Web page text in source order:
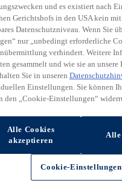
und es existiert nach
Gerichtshofs in den USA kein
Datenschutzniveau. Wenn Sie
nur „unbedingt erforderliche
verhindert. Weitere
gesammelt und wie sie an unsere
Sie in unseren
Einstellungen. Sie können
den „Cookie-Einstellungen“
Alle Cookies
akzeptieren
Alle
Cookie-Einstellungen